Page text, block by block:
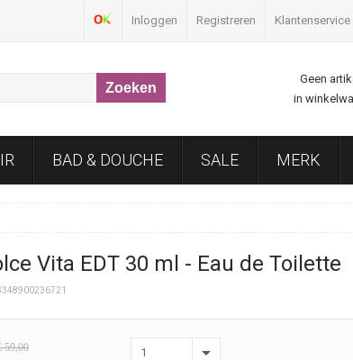
Inloggen Registreren Klantenservice
Geen
in
BAD & DOUCHE SALE MERK
Vita EDT 30 ml - Eau de Toilette
59,00 1